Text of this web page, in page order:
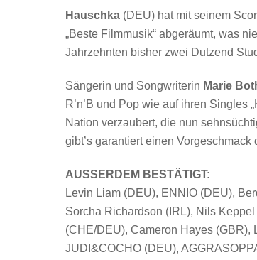
Hauschka (DEU) hat mit seinem
„Beste Filmmusik“ abgeräumt, was
Jahrzehnten bisher zwei Dutzend
Sängerin und Songwriterin Marie
R’n’B und Pop wie auf ihren Singles
Nation verzaubert, die nun
gibt’s garantiert einen Vorgeschmack
AUSSERDEM BESTÄTIGT:
Levin Liam (DEU), ENNIO (DEU),
Sorcha Richardson (IRL), Nils
(CHE/DEU), Cameron Hayes (GBR),
JUDI&COCHO (DEU),